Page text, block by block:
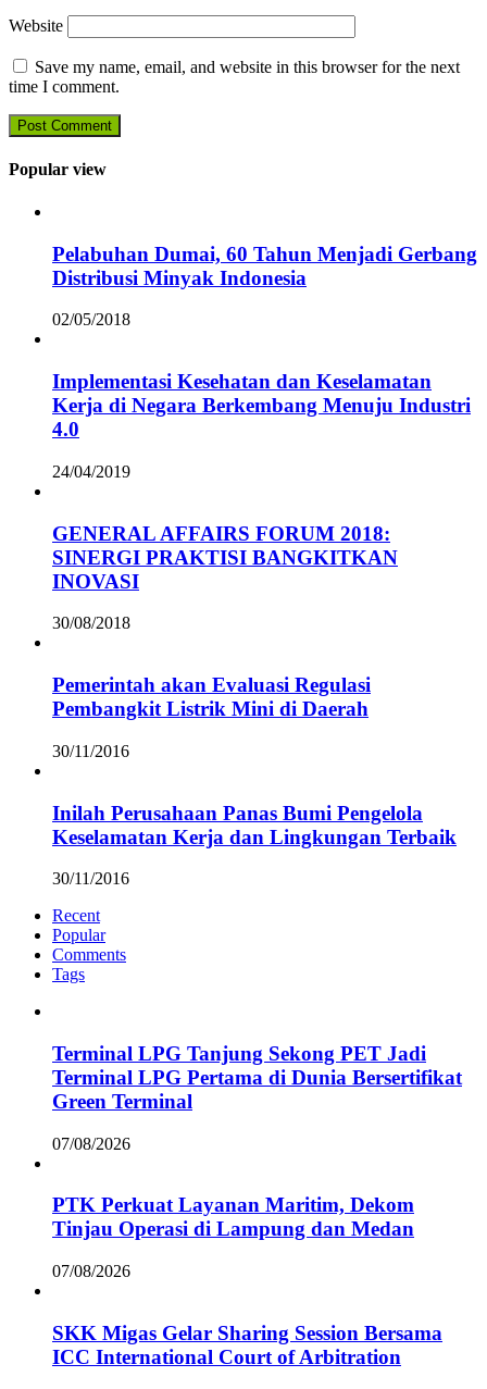
Website
Save my name, email, and website in this browser for the next
time I comment.
Popular view
Pelabuhan Dumai, 60 Tahun Menjadi Gerbang
Distribusi Minyak Indonesia
02/05/2018
Implementasi Kesehatan dan Keselamatan
Kerja di Negara Berkembang Menuju Industri
4.0
24/04/2019
GENERAL AFFAIRS FORUM 2018:
SINERGI PRAKTISI BANGKITKAN
INOVASI
30/08/2018
Pemerintah akan Evaluasi Regulasi
Pembangkit Listrik Mini di Daerah
30/11/2016
Inilah Perusahaan Panas Bumi Pengelola
Keselamatan Kerja dan Lingkungan Terbaik
30/11/2016
Recent
Popular
Comments
Tags
Terminal LPG Tanjung Sekong PET Jadi
Terminal LPG Pertama di Dunia Bersertifikat
Green Terminal
07/08/2026
PTK Perkuat Layanan Maritim, Dekom
Tinjau Operasi di Lampung dan Medan
07/08/2026
SKK Migas Gelar Sharing Session Bersama
ICC International Court of Arbitration